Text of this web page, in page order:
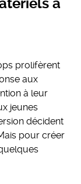
à
prolifèrent
aux
à leur
jeunes
décident
pour créer